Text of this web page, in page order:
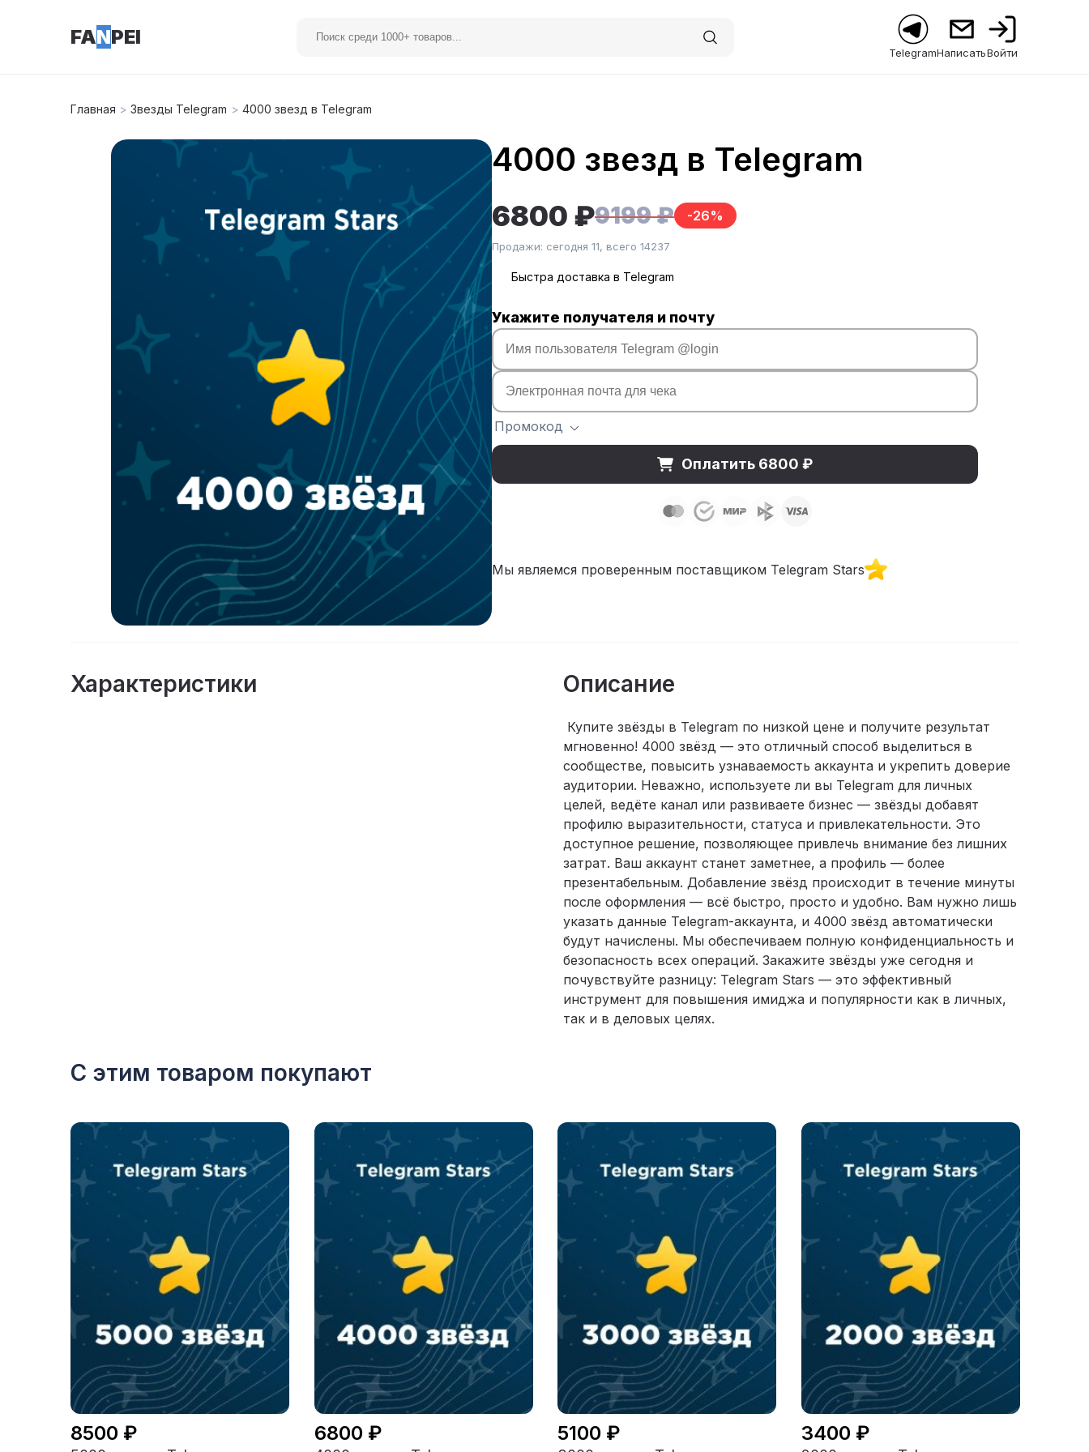
FANPEI
TelegramНаписатьВойти
Главная > Звезды Telegram > 4000 звезд в Telegram
4000 звезд в Telegram
6800 ₽9199 ₽ -26%
Продажи: сегодня 11, всего 14237
Быстра доставка в Telegram
Укажите получателя и почту
Промокод
Оплатить 6800 ₽
Мы являемся проверенным поставщиком Telegram Stars
Характеристики Описание
Купите звёзды в Telegram по низкой цене и получите результат
мгновенно! 4000 звёзд — это отличный способ выделиться в
сообществе, повысить узнаваемость аккаунта и укрепить доверие
аудитории. Неважно, используете ли вы Telegram для личных
целей, ведёте канал или развиваете бизнес — звёзды добавят
профилю выразительности, статуса и привлекательности. Это
доступное решение, позволяющее привлечь внимание без лишних
затрат. Ваш аккаунт станет заметнее, а профиль — более
презентабельным. Добавление звёзд происходит в течение минуты
после оформления — всё быстро, просто и удобно. Вам нужно лишь
указать данные Telegram-аккаунта, и 4000 звёзд автоматически
будут начислены. Мы обеспечиваем полную конфиденциальность и
безопасность всех операций. Закажите звёзды уже сегодня и
почувствуйте разницу: Telegram Stars — это эффективный
инструмент для повышения имиджа и популярности как в личных,
так и в деловых целях.
С этим товаром покупают
8500 ₽ 6800 ₽ 5100 ₽ 3400 ₽